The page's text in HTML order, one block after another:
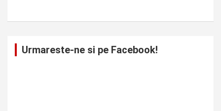
Urmareste-ne si pe Facebook!